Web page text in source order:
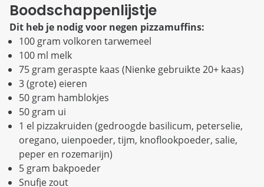
Boodschappenlijstje
Dit heb je nodig voor negen pizzamuffins:
100 gram volkoren tarwemeel
100 ml melk
75 gram geraspte kaas (Nienke gebruikte 20+ kaas)
3 (grote) eieren
50 gram hamblokjes
50 gram ui
1 el pizzakruiden (gedroogde basilicum, peterselie,
oregano, uienpoeder, tijm, knoflookpoeder, salie,
peper en rozemarijn)
5 gram bakpoeder
Snufje zout